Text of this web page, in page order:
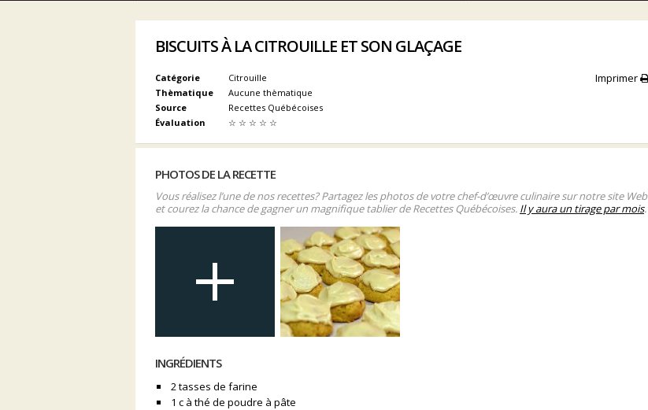
BISCUITS À LA CITROUILLE ET SON GLAÇAGE
Imprimer
Catégorie
Citrouille
Thèmatique
Aucune thèmatique
Source
Recettes Québécoises
Évaluation
☆ ☆ ☆ ☆ ☆
PHOTOS DE LA RECETTE
Vous réalisez l’une de nos recettes? Partagez les photos de votre chef-d’œuvre culinaire sur notre site Web
et courez la chance de gagner un magnifique tablier de Recettes Québécoises. Il y aura un tirage par mois.
INGRÉDIENTS
2 tasses de farine
1 c à thé de poudre à pâte